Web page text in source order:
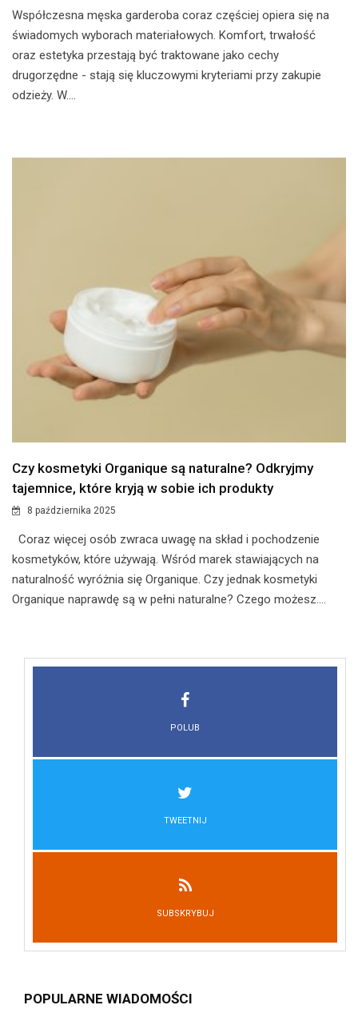
Współczesna męska garderoba coraz częściej opiera się na
świadomych wyborach materiałowych. Komfort, trwałość
oraz estetyka przestają być traktowane jako cechy
drugorzędne - stają się kluczowymi kryteriami przy zakupie
odzieży. W....
Czy kosmetyki Organique są naturalne? Odkryjmy
tajemnice, które kryją w sobie ich produkty
8 października 2025
Coraz więcej osób zwraca uwagę na skład i pochodzenie
kosmetyków, które używają. Wśród marek stawiających na
naturalność wyróżnia się Organique. Czy jednak kosmetyki
Organique naprawdę są w pełni naturalne? Czego możesz....
POLUB
TWEETNIJ
SUBSKRYBUJ
POPULARNE WIADOMOŚCI